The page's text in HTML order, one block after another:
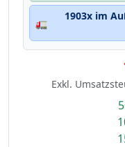
🚛
1903x im
Exkl.